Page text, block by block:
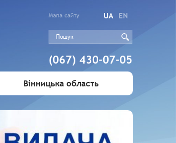
Мапа сайту UA EN
(067) 430-07-05
Вінницька область